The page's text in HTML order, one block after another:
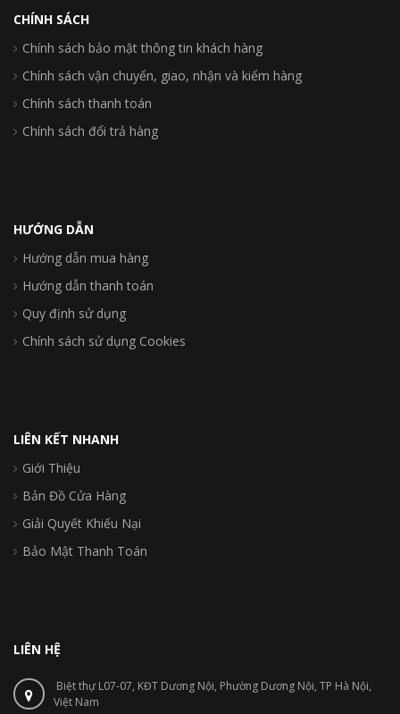
CHÍNH SÁCH
Chính sách bảo mật thông tin khách hàng
Chính sách vận chuyển, giao, nhận và kiểm hàng
Chính sách thanh toán
Chính sách đổi trả hàng
HƯỚNG DẪN
Hướng dẫn mua hàng
Hướng dẫn thanh toán
Quy định sử dụng
Chính sách sử dụng Cookies
LIÊN KẾT NHANH
Giới Thiệu
Bản Đồ Cửa Hàng
Giải Quyết Khiếu Nại
Bảo Mật Thanh Toán
LIÊN HỆ
Biệt thự L07-07, KĐT Dương Nội, Phường Dương Nội, TP Hà Nội,
Việt Nam